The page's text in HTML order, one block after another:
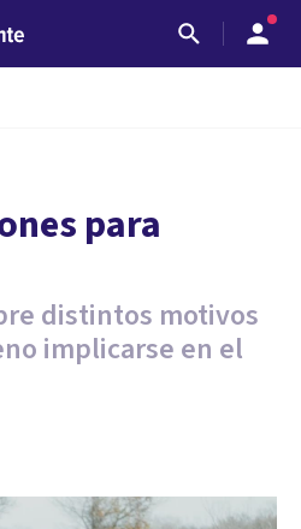
para
distintos motivos
implicarse en el